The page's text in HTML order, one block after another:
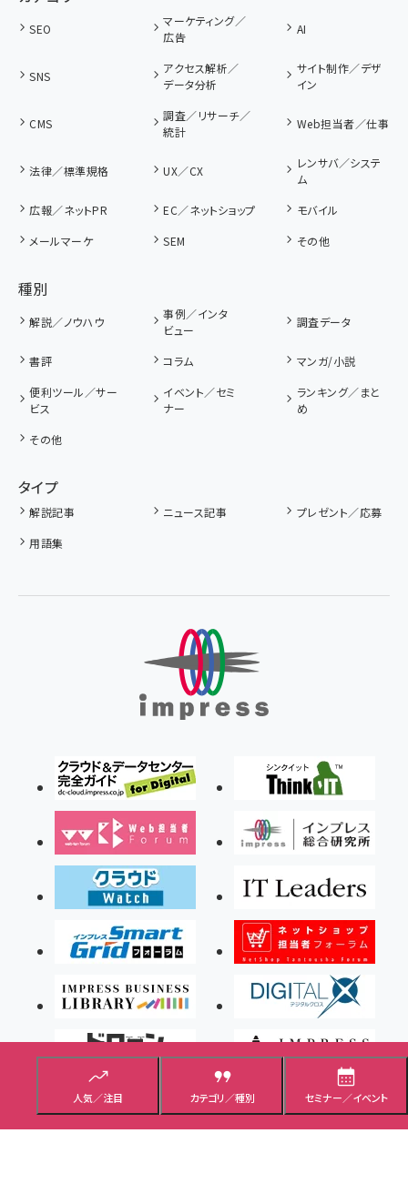
人気／注目 カテゴリ／種別 セミナー／イベント
SEO
マーケティング／
広告
AI
SNS
アクセス解析／
データ分析
サイト制作／デザ
イン
CMS
調査／リサーチ／
統計
Web担当者／仕事
法律／標準規格 UX／CX
レンサバ／システ
ム
広報／ネットPR
EC／ネットショップ
モバイル
メールマーケ
SEM その他
種別
解説／ノウハウ
事例／インタ
ビュー
調査データ
書評 コラム
マンガ/小説
便利ツール／サー
ビス
イベント／セミ
ナー
ランキング／まと
め
その他
タイプ
解説記事 ニュース記事
プレゼント／応募
用語集